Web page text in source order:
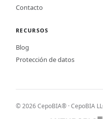
Contacto
RECURSOS
Blog
Protección de datos
© 2026 CepoBIA® · CepoBIA